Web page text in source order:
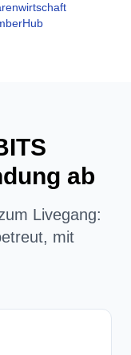
ab
Livegang:
mit